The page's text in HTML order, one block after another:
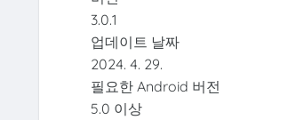
3.0.1
업데이트 날짜
2024. 4. 29.
필요한 Android 버전
5.0 이상